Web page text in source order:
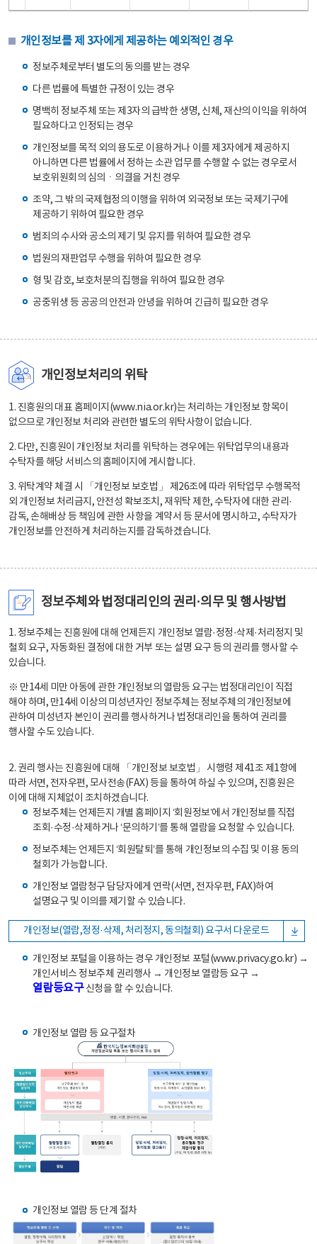
개인정보를 제 3자에게 제공하는 예외적인 경우
정보주체로부터 별도의 동의를 받는 경우
다른 법률에 특별한 규정이 있는 경우
명백히 정보주체 또는 제3자의 급박한 생명, 신체, 재산의 이익을 위하여
필요하다고 인정되는 경우
개인정보를 목적 외의 용도로 이용하거나 이를 제3자에게 제공하지
아니하면 다른 법률에서 정하는 소관 업무를 수행할 수 없는 경우로서
보호위원회의 심의ㆍ의결을 거친 경우
조약, 그 밖의 국제협정의 이행을 위하여 외국정보 또는 국제기구에
제공하기 위하여 필요한 경우
범죄의 수사와 공소의 제기 및 유지를 위하여 필요한 경우
법원의 재판업무 수행을 위하여 필요한 경우
형 및 감호, 보호처분의 집행을 위하여 필요한 경우
공중위생 등 공공의 안전과 안녕을 위하여 긴급히 필요한 경우
개인정보처리의 위탁
1. 진흥원의 대표 홈페이지(www.nia.or.kr)는 처리하는 개인정보 항목이
없으므로 개인정보 처리와 관련한 별도의 위탁사항이 없습니다.
2. 다만, 진흥원이 개인정보 처리를 위탁하는 경우에는 위탁업무의 내용과
수탁자를 해당 서비스의 홈페이지에 게시합니다.
3. 위탁계약 체결 시 「개인정보 보호법」 제26조에 따라 위탁업무 수행목적
외 개인정보 처리금지, 안전성 확보조치, 재위탁 제한, 수탁자에 대한 관리·
감독, 손해배상 등 책임에 관한 사항을 계약서 등 문서에 명시하고, 수탁자가
개인정보를 안전하게 처리하는지를 감독하겠습니다.
정보주체와 법정대리인의 권리·의무 및 행사방법
1. 정보주체는 진흥원에 대해 언제든지 개인정보 열람·정정·삭제·처리정지 및
철회 요구, 자동화된 결정에 대한 거부 또는 설명 요구 등의 권리를 행사할 수
있습니다.
※ 만14세 미만 아동에 관한 개인정보의 열람등 요구는 법정대리인이 직접
해야 하며, 만14세 이상의 미성년자인 정보주체는 정보주체의 개인정보에
관하여 미성년자 본인이 권리를 행사하거나 법정대리인을 통하여 권리를
행사할 수도 있습니다.
2. 권리 행사는 진흥원에 대해 「개인정보 보호법」 시행령 제41조 제1항에
따라 서면, 전자우편, 모사전송(FAX) 등을 통하여 하실 수 있으며, 진흥원은
이에 대해 지체없이 조치하겠습니다.
정보주체는 언제든지 개별 홈페이지 ‘회원정보’에서 개인정보를 직접
조회·수정·삭제하거나 ‘문의하기’를 통해 열람을 요청할 수 있습니다.
정보주체는 언제든지 ‘회원탈퇴’를 통해 개인정보의 수집 및 이용 동의
철회가 가능합니다.
개인정보 열람청구 담당자에게 연락(서면, 전자우편, FAX)하여
설명요구 및 이의를 제기할 수 있습니다.
개인정보(열람,정정·삭제, 처리정지, 동의철회) 요구서 다운로드
개인정보 포털을 이용하는 경우 개인정보 포털(www.privacy.go.kr) →
개인서비스 정보주체 권리행사 → 개인정보 열람등 요구 →
열람등요구신청을 할 수 있습니다.
개인정보 열람 등 요구절차
개인정보 열람 등 단계 절차